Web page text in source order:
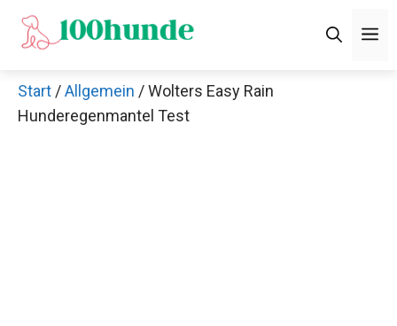
Zum
Inhalt
Start /Allgemein / Wolters Easy Rain
Hunderegenmantel Test